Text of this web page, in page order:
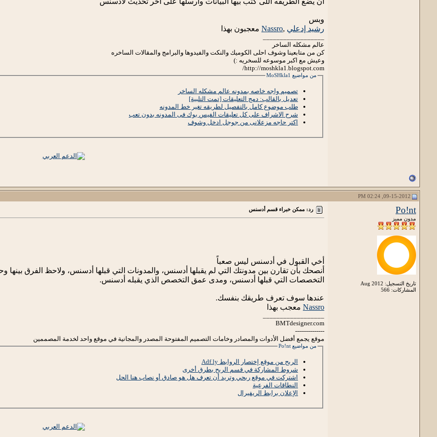
وبس
رشيد إدعلي ,
Nassro معجبون بهذا
عالم مشكله الساخر
كن من متابعينا وشوف احلى الكوميك والنكت والفيدوها والبرامج والمقالات الساخره
وعيش مع اكبر موسوعه للسخريه :)
http://moshkla1.blogspot.com/
من مواضيع MoSHkla1
تصميم واجه خاصه بمدونه عالم مشكله الساخر
تعديل بالقالب: دمج التعليقات [تمت التلبية]
طلب موضوع كامل بالتفصيل لطريقه تغير خط المدونه
شرح الاشراف على كل تعليقات الفيس بوك فى المدونه بدون تعب
اكتر حاجه مزعلانى من جوجل ادخل وشوف
Po!nt
مدون مميز
تاريخ التسجيل: Aug 2012
المشاركات: 566
رد: ممكن خبراء قسم أدسنس
أخي القبول في أدسنس ليس صعباً
أنصحك بأن تقارن بين مدونتك التي لم يقبلها أدسنس، والمدونات التي قبلها أدسنس، ولاحظ الفرق
التخصصات التي قبلها أدسنس، ومدى عمق التخصص الذي يقبله أدسنس.
عندها سوف تعرف طريقك بنفسك.
Nassro معجب بهذا
BMTdesigner.com
---------------
موقع يجمع أفضل الأدوات والمصادر وخامات التصميم المفتوحة المصدر والمجانية في موقع واحد لخدمة المصممين
من مواضيع Po!nt
الربح من موقع إختصار الروابط Adf.ly
شروط المشاركة في قسم الربح بطرق أخرى
اشتركت في موقع ربحي وتريد أن تعرف هل هو صادق أو نصاب هنا الحل
النطاقات الفرعية
الإعلان برابط الريفيرال